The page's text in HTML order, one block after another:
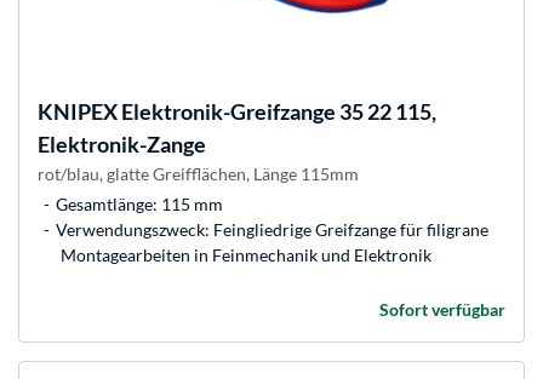
KNIPEXElektronik-Greifzange 35 22 115,
Elektronik-Zange
rot/blau, glatte Greifflächen, Länge 115mm
Gesamtlänge: 115 mm
Verwendungszweck: Feingliedrige Greifzange für filigrane
Montagearbeiten in Feinmechanik und Elektronik
Sofort verfügbar